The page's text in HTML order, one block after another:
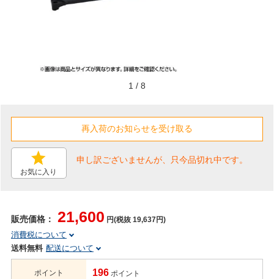
1 / 8
お気に入り
申し訳ございませんが、只今品切れ中です。
販売価格： 21,600 円(税抜 19,637円)
消費税について
送料無料 配送について
ポイント 196 ポイント